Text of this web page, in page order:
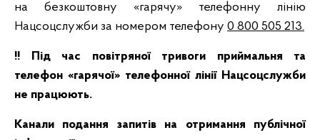
на безкоштовну «гарячу» телефонну лінію
Нацсоцслужби за номером телефону 0 800 505 213.
!! Під час повітряної тривоги приймальня та
телефон «гарячої» телефонної лінії Нацсоцслужби
не працюють.
Канали подання запитів на отримання публічної